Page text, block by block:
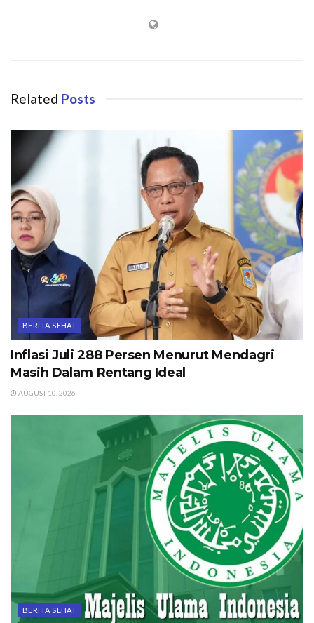
Related Posts
BERITA SEHAT
Inflasi Juli 288 Persen Menurut Mendagri
Masih Dalam Rentang Ideal
AUGUST 10, 2026
BERITA SEHAT